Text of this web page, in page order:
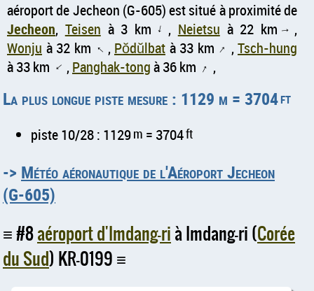
aéroport de Jecheon (G-605) est situé à proximité de
Jecheon, Teisen à 3 km ↑ , Neietsu à 22 km ↑
,
Wonju à 32 km ↑ , Pŏdŭlbat à 33 km ↑ ,Tsch-hung
à 33 km ↑ ,Panghak-tongà 36 km ↑ ,
La plus longue piste mesure : 1129 m = 3704ft
piste 10/28 : 1129m = 3704ft
-> Météo aéronautique de l'Aéroport Jecheon
(G-605)
#8aéroport d'Imdang-rià Imdang-ri (Corée
du Sud) KR-0199